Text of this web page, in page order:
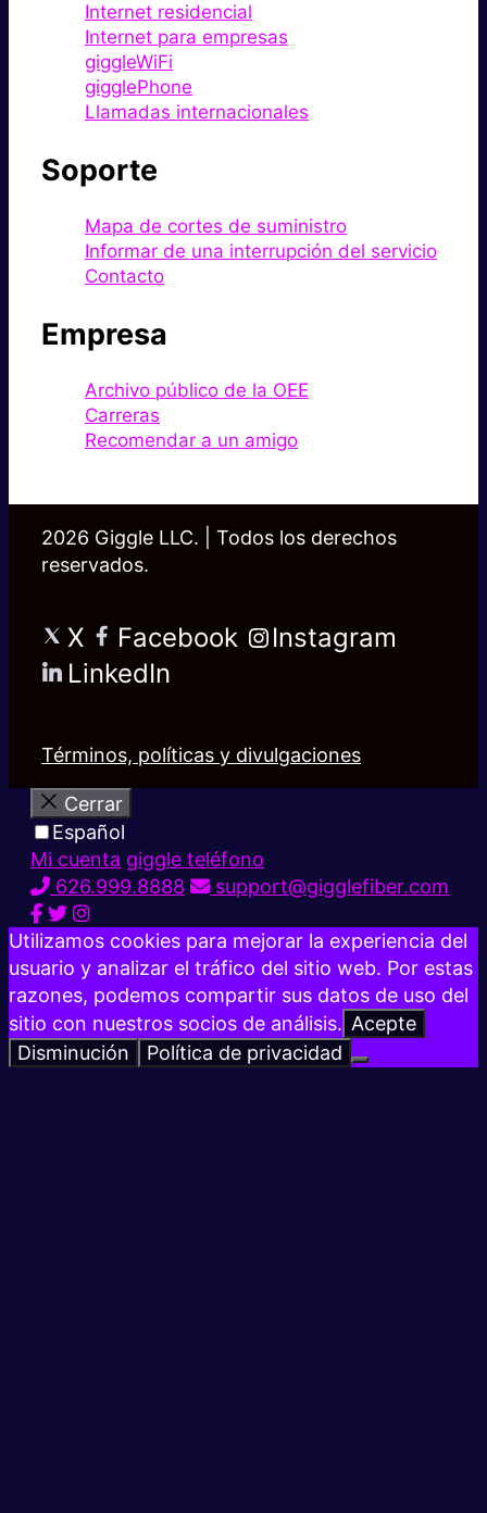
Internet residencial
Internet para empresas
giggleWiFi
gigglePhone
Llamadas internacionales
Soporte
Mapa de cortes de suministro
Informar de una interrupción del servicio
Contacto
Empresa
Archivo público de la OEE
Carreras
Recomendar a un amigo
2026 Giggle LLC. | Todos los derechos
reservados.
X Facebook
Instagram
LinkedIn
Términos, políticas y divulgaciones
Cerrar
Español
Mi cuenta giggle teléfono
626.999.8888
support@gigglefiber.com
Utilizamos cookies para mejorar la experiencia del
usuario y analizar el tráfico del sitio web. Por estas
razones, podemos compartir sus datos de uso del
sitio con nuestros socios de análisis. Acepte
Disminución
Política de privacidad